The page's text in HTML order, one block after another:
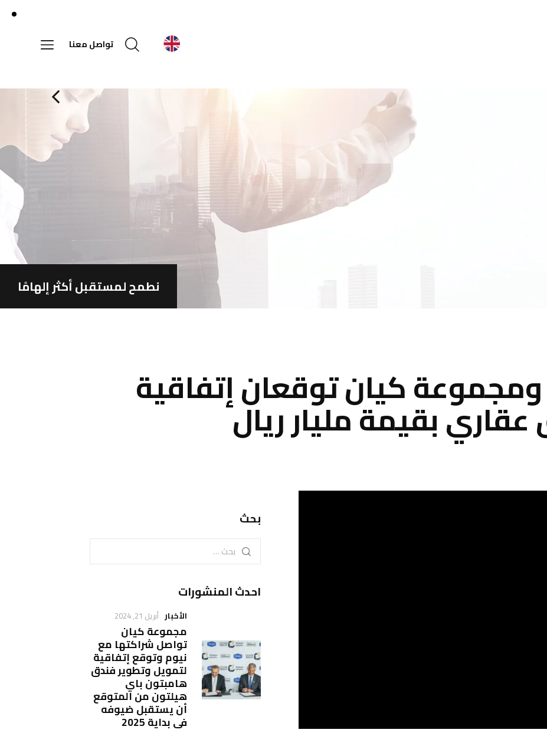
تواصل معنا
نطمح لمستقبل أكثر إلهامًا
كيان توقعان إتفاقية
بقيمة مليار ريال
بحث
احدث المنشورات
الأخبار أبريل 21, 2024
مجموعة كيان
تواصل شراكتها مع
نيوم وتوقع إتفاقية
لتمويل وتطوير فندق
هامبتون باي
هيلتون من المتوقع
أن يستقبل ضيوفه
في بداية 2025